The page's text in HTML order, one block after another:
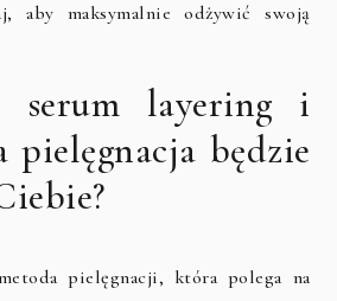
aby maksymalnie odżywić swoją
serum layering i
pielęgnacja będzie
pielęgnacji, która polega na